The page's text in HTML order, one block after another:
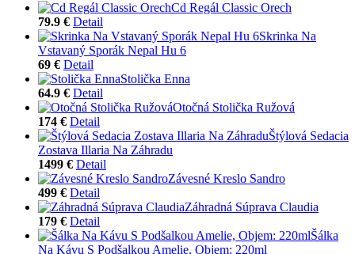
Cd Regál Classic Orech
79.9 € Detail
Skrinka Na
Vstavaný Sporák Nepal Hu 6
69 € Detail
Stolička Enna
64.9 € Detail
Otočná Stolička Ružová
174 € Detail
Štýlová Sedacia
Zostava Illaria Na Záhradu
1499 € Detail
Závesné Kreslo Sandro
499 € Detail
Záhradná Súprava Claudia
179 € Detail
Šálka
Na Kávu S Podšalkou Amelie, Objem: 220ml